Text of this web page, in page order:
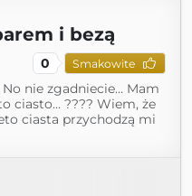
i bezą
0 Smakowite
nie zgadniecie… Mam
ciasto… ???? Wiem, że
ciasta przychodzą mi